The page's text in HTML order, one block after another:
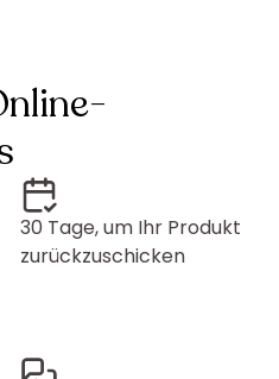
30 Tage, um Ihr Produkt
zurückzuschicken